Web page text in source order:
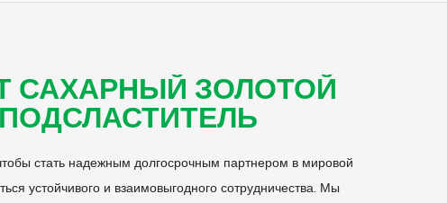
САХАРНЫЙ ЗОЛОТОЙ
стать надежным долгосрочным партнером в мировой
устойчивого и взаимовыгодного сотрудничества. Мы